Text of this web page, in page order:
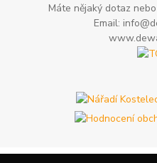
Máte nějaký dotaz
Email: